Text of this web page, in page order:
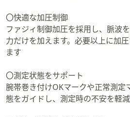
〇快適な加圧制御
ファジィ制御加圧を採用し、脈波
力だけを加えます。必要以上に加
ます
〇測定状態をサポート
腕帯巻き付けOKマークや正常測定
態をガイドし、測定時の不安を軽